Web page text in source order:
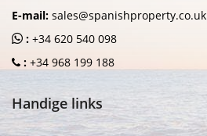
E-mail: sales@spanishproperty.co.uk
: +34 620 540 098
: +34 968 199 188
Handige links